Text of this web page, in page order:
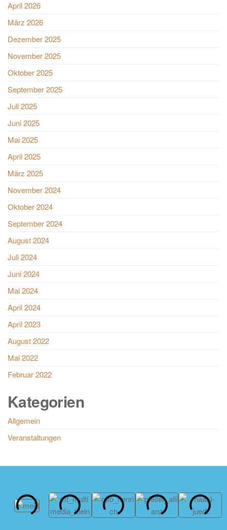
April 2026
März 2026
Dezember 2025
November 2025
Oktober 2025
September 2025
Juli 2025
Juni 2025
Mai 2025
April 2025
März 2025
November 2024
Oktober 2024
September 2024
August 2024
Juli 2024
Juni 2024
Mai 2024
April 2024
April 2023
August 2022
Mai 2022
Februar 2022
Kategorien
Allgemein
Veranstaltungen